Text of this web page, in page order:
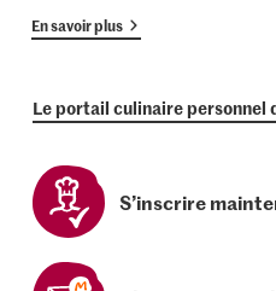
En savoir plus
Le portail culinaire personnel
S’inscrire